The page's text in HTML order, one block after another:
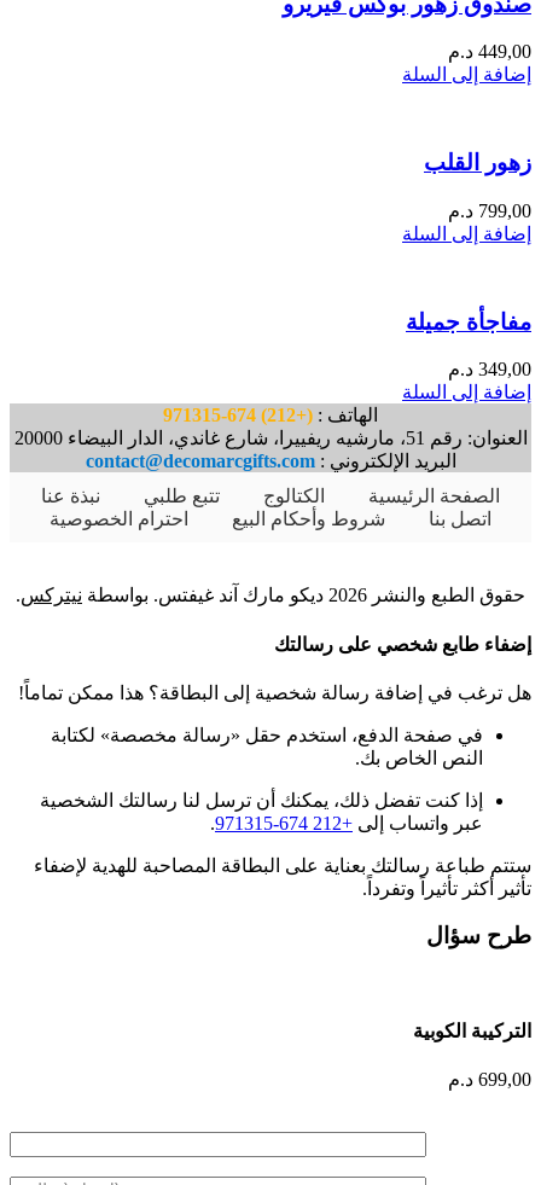
449,00 د.م
إضافة إلى السلة
زهور القلب
799,00 د.م
إضافة إلى السلة
مفاجأة جميلة
349,00 د.م
إضافة إلى السلة
الهاتف : (+212) 674-971315
العنوان: رقم 51، مارشيه ريفييرا، شارع غاندي، الدار البيضاء 20000
البريد الإلكتروني :contact@decomarcgifts.com
الصفحة الرئيسية
الكتالوج تتبع طلبي
نبذة عنا
اتصل بنا
شروط وأحكام البيع احترام الخصوصية
حقوق الطبع والنشر 2026 ديكو مارك آند غيفتس. بواسطة نيتركس.
إضفاء طابع شخصي على رسالتك
هل ترغب في إضافة رسالة شخصية إلى البطاقة؟ هذا ممكن تماماً!
في صفحة الدفع، استخدم حقل «رسالة مخصصة» لكتابة
النص الخاص بك.
إذا كنت تفضل ذلك، يمكنك أن ترسل لنا رسالتك الشخصية
عبر واتساب إلى +212 674-971315
.
ستتم طباعة رسالتك بعناية على البطاقة المصاحبة للهدية لإضفاء
تأثير أكثر تأثيراً وتفرداً.
طرح سؤال
التركيبة الكوبية
699,00 د.م